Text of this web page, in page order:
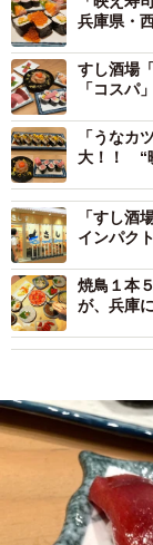
兵庫県・
すし酒場
「コスパ
「うなカ
大！！ “
「すし酒
インパク
焼鳥１本
が、兵庫